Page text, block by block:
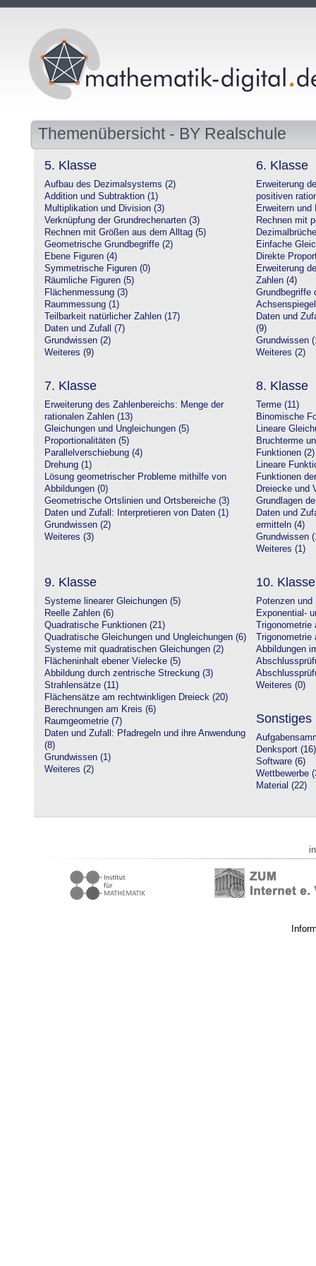
Themenübersicht - BY Realschule
5. Klasse
Aufbau des Dezimalsystems (2)
Addition und Subtraktion (1)
Multiplikation und Division (3)
Verknüpfung der Grundrechenarten (3)
Rechnen mit Größen aus dem Alltag (5)
Geometrische Grundbegriffe (2)
Ebene Figuren (4)
Symmetrische Figuren (0)
Räumliche Figuren (5)
Flächenmessung (3)
Raummessung (1)
Teilbarkeit natürlicher Zahlen (17)
Daten und Zufall (7)
Grundwissen (2)
Weiteres (9)
6. Klasse
Erweiterung
positiven
Erweitern und
Rechnen mit
Einfache
Direkte
Erweiterung
Zahlen (4)
Grundbegriffe
Daten und
(9)
Grundwissen
Weiteres (2)
7. Klasse
Erweiterung des Zahlenbereichs: Menge der
rationalen Zahlen (13)
Gleichungen und Ungleichungen (5)
Proportionalitäten (5)
Parallelverschiebung (4)
Drehung (1)
Lösung geometrischer Probleme mithilfe von
Abbildungen (0)
Geometrische Ortslinien und Ortsbereiche (3)
Daten und Zufall: Interpretieren von Daten (1)
Grundwissen (2)
Weiteres (3)
8. Klasse
Terme (11)
Binomische
Lineare
Bruchterme
Funktionen (2)
Lineare
Funktionen
Dreiecke und
Grundlagen
Daten und
ermitteln (4)
Grundwissen
Weiteres (1)
9. Klasse
Systeme linearer Gleichungen (5)
Reelle Zahlen (6)
Quadratische Funktionen (21)
Quadratische Gleichungen und Ungleichungen (6)
Systeme mit quadratischen Gleichungen (2)
Flächeninhalt ebener Vielecke (5)
Abbildung durch zentrische Streckung (3)
Strahlensätze (11)
Flächensätze am rechtwinkligen Dreieck (20)
Berechnungen am Kreis (6)
Raumgeometrie (7)
Daten und Zufall: Pfadregeln und ihre Anwendung
(8)
Grundwissen (1)
Weiteres (2)
10. Klasse
Potenzen
Exponential-
Abbildungen
Weiteres (0)
Sonstiges
Denksport (16)
Software (6)
Wettbewerbe
Material (22)